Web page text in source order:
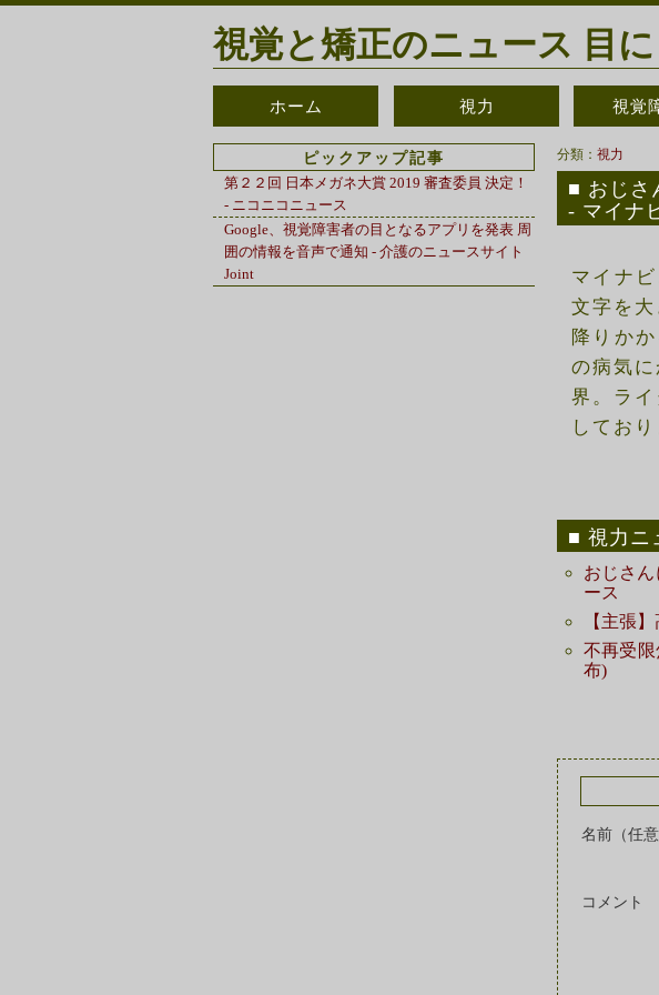
視覚と矯正のニュース 目
ホーム 視力 視覚
分類： 視力
おじさ
- マイナ
マイナ
文字を
降りか
の病気
界。ラ
してお
視力
おじさん
ース
【主張
不再受限
布)
名前（任意
コメント
ピックアップ記事
第２２回 日本メガネ大賞 2019 審査委員 決定！
- ニコニコニュース
Google、視覚障害者の目となるアプリを発表 周
囲の情報を音声で通知 - 介護のニュースサイト
Joint